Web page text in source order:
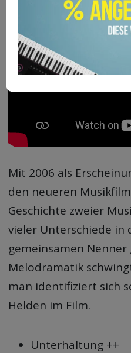
Mit 2006 als
den neueren
Geschichte zweier
vieler Unterschiede in
gemeinsamen
Melodramatik
man identifiziert sich
Helden im Film.
Unterhaltung ++